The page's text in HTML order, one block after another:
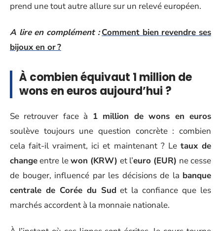
prend une tout autre allure sur un relevé européen.
A lire en complément : Comment bien revendre ses
bijoux en or ?
À combien équivaut 1 million de
wons en euros aujourd’hui ?
Se retrouver face à 1 million de wons en euros
soulève toujours une question concrète : combien
cela fait-il vraiment, ici et maintenant ? Le taux de
changeentre lewon (KRW) et l’euro (EUR) ne cesse
de bouger, influencé par les décisions de la banque
centrale de Corée du Sud et la confiance que les
marchés accordent à la monnaie nationale.